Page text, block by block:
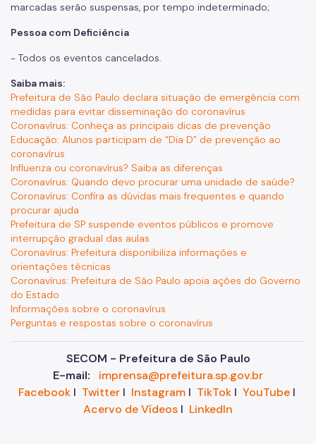
marcadas serão suspensas, por tempo indeterminado;
Pessoa com Deficiência
- Todos os eventos cancelados.
Saiba mais:
Prefeitura de São Paulo declara situação de emergência com
medidas para evitar disseminação do coronavírus
Coronavírus: Conheça as principais dicas de prevenção
Educação: Alunos participam de “Dia D” de prevenção ao
coronavírus
Influenza ou coronavírus? Saiba as diferenças
Coronavírus: Quando devo procurar uma unidade de saúde?
Coronavírus: Confira as dúvidas mais frequentes e quando
procurar ajuda
Prefeitura de SP suspende eventos públicos e promove
interrupção gradual das aulas
Coronavírus: Prefeitura disponibiliza informações e
orientações técnicas
Coronavírus: Prefeitura de São Paulo apoia ações do Governo
do Estado
Informações sobre o coronavírus
Perguntas e respostas sobre o coronavírus
SECOM - Prefeitura de São Paulo
E-mail:
imprensa@prefeitura.sp.gov.br
FacebookI TwitterI InstagramI TikTokI YouTubeI
Acervo de Vídeos I LinkedIn